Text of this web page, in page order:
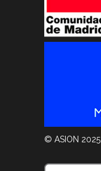
© ASION 2025